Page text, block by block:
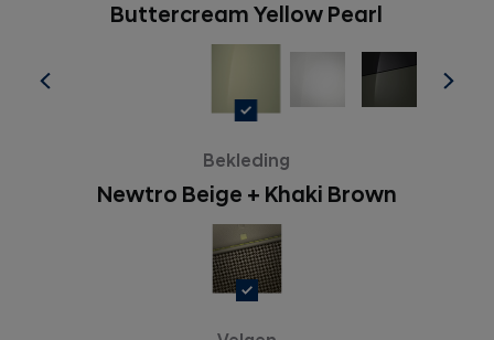
Buttercream Yellow Pearl
Bekleding
Newtro Beige + Khaki Brown